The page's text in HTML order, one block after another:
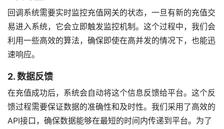
回调系统需要实时监控充值网关的状态，一旦有新的充值交
易进入系统，它会立即触发监控机制。这个过程中，我们会
利用一些高效的算法，确保即使在高并发的情况下，也能迅
速响应。
2. 数据反馈
在充值成功后，系统会自动将这个信息反馈给平台。这个反
馈过程需要保证数据的准确性和及时性。我们采用了高效的
API接口，确保数据能够在最短的时间内传递到平台。为了